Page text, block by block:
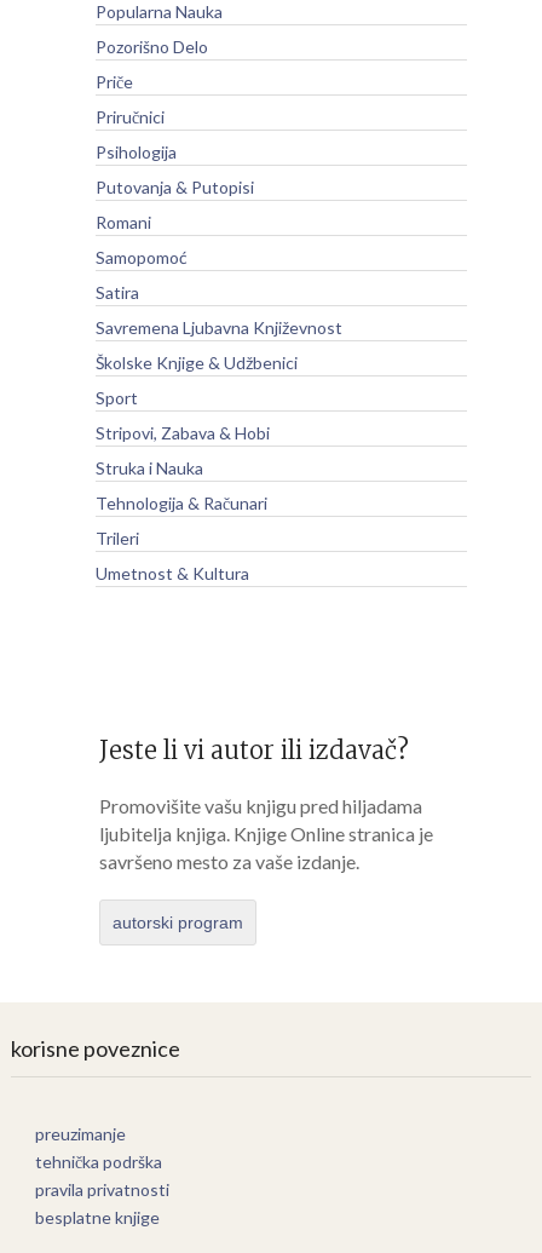
Popularna Nauka
Pozorišno Delo
Priče
Priručnici
Psihologija
Putovanja & Putopisi
Romani
Samopomoć
Satira
Savremena Ljubavna Književnost
Školske Knjige & Udžbenici
Sport
Stripovi, Zabava & Hobi
Struka i Nauka
Tehnologija & Računari
Trileri
Umetnost & Kultura
Jeste li vi autor ili izdavač?
Promovišite vašu knjigu pred hiljadama
ljubitelja knjiga. Knjige Online stranica je
savršeno mesto za vaše izdanje.
autorski program
korisne poveznice
preuzimanje
tehnička podrška
pravila privatnosti
besplatne knjige